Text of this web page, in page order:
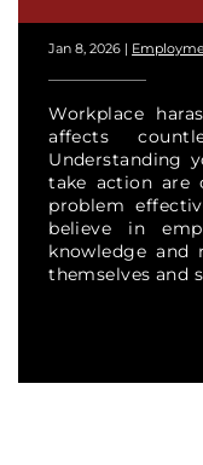
Jan 8, 2026 |
Workplace
affects
Understanding
take action are
problem
believe in
knowledge and
themselves and